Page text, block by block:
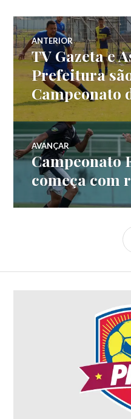
ANTERIOR
TV Gazeta e
Prefeitura
Campeonato
AVANÇAR
Campeonato
começa com